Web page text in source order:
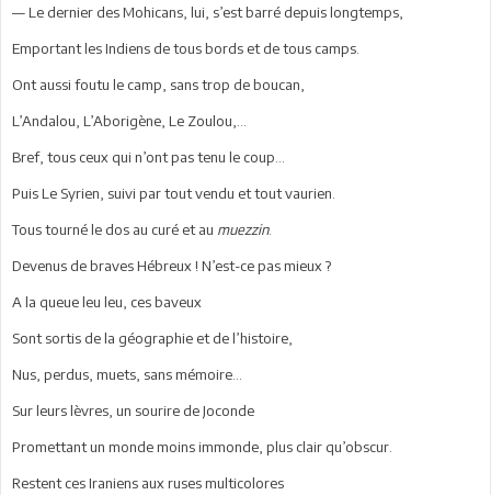
— Le dernier des Mohicans, lui, s’est barré depuis longtemps,
Emportant les Indiens de tous bords et de tous camps.
Ont aussi foutu le camp, sans trop de boucan,
L’Andalou, L’Aborigène, Le Zoulou,...
Bref, tous ceux qui n’ont pas tenu le coup...
Puis Le Syrien, suivi par tout vendu et tout vaurien.
Tous tourné le dos au curé et au muezzin.
Devenus de braves Hébreux ! N’est-ce pas mieux ?
A la queue leu leu, ces baveux
Sont sortis de la géographie et de l’histoire,
Nus, perdus, muets, sans mémoire...
Sur leurs lèvres, un sourire de Joconde
Promettant un monde moins immonde, plus clair qu’obscur.
Restent ces Iraniens aux ruses multicolores